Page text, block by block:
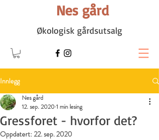
Nes gård
Økologisk gårdsutsalg
Innlegg
Gressforet - hvorfor det?
Nes gård
12. sep. 20201 min lesing
Oppdatert: 22. sep. 2020